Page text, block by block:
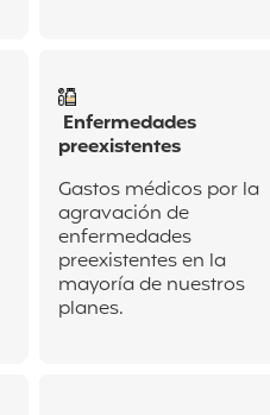
Enfermedades
preexistentes
Gastos médicos por la
agravación de
enfermedades
preexistentes en la
mayoría de nuestros
planes.